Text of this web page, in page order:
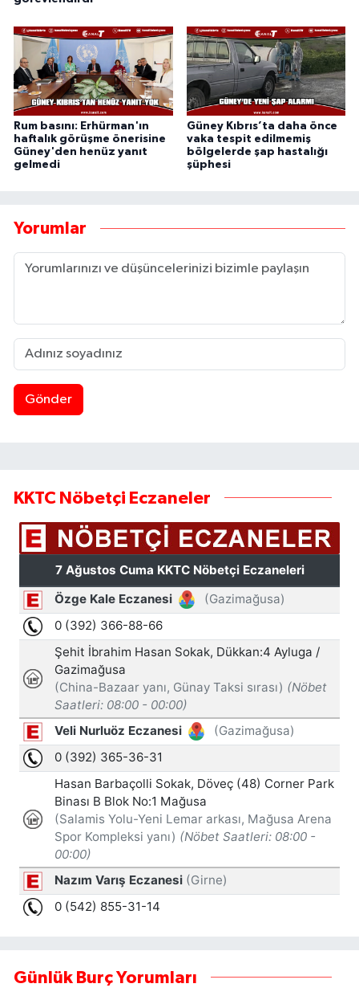
Rum basını: Erhürman'ın
haftalık görüşme önerisine
Güney'den henüz yanıt
gelmedi
Güney Kıbrıs’ta daha önce
vaka tespit edilmemiş
bölgelerde şap hastalığı
şüphesi
Yorumlar
Gönder
KKTC Nöbetçi Eczaneler
Günlük Burç Yorumları